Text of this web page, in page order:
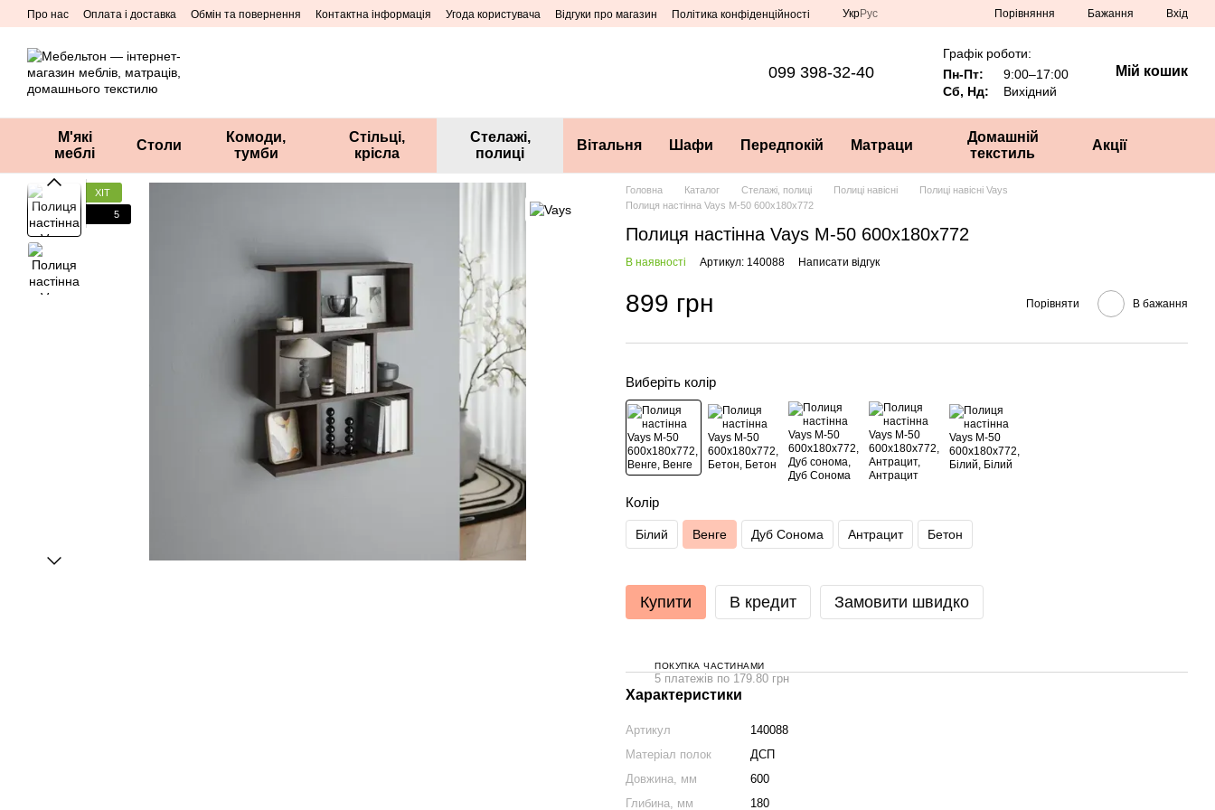
Перейти до основного контенту
Про нас Оплата і доставка Обмін та повернення Контактна інформація Угода користувача Відгуки про магазин Політика конфіденційності УкрРус Порівняння Бажання Вхід
099 398-32-40
Графік роботи:
Пн-Пт:
9:00–17:00
Сб, Нд:
Вихідний
Мій кошик
М'які
меблі
Столи
Комоди,
тумби
Стільці,
крісла
Стелажі,
полиці
Вітальня Шафи Передпокій Матраци
Домашній
текстиль
Акції
ХІТ
5
Головна Каталог Стелажі, полиці Полиці навісні
Полиці навісні Vays
Полиця настінна Vays М-50 600х180х772
Полиця настінна Vays М-50 600х180х772
В наявності Артикул: 140088 Написати відгук
899 грн Порівняти В бажання
Виберіть колір
Колір
Білий Венге Дуб Сонома Антрацит Бетон
Купити В кредит Замовити швидко
ПОКУПКА ЧАСТИНАМИ
5 платежів по 179.80 грн
Характеристики
Артикул
140088
Матеріал полок
ДСП
Довжина, мм
600
Глибина, мм
180